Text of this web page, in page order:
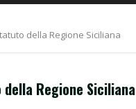
della Regione Siciliana
Regione Siciliana